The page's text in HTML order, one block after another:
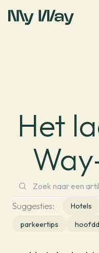
Ga naar homepage
Het
Suggesties: Hotels
parkeertips